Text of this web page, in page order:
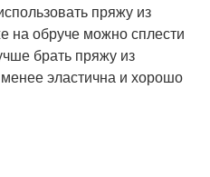
пряжу из
на обруче можно сплести
брать пряжу из
эластична и хорошо